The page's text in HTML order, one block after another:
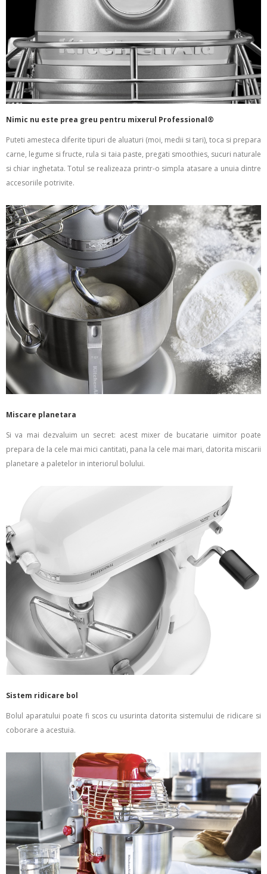
Nimic nu este prea greu pentru mixerul Professional®
Puteti amesteca diferite tipuri de aluaturi (moi, medii si tari), toca si prepara
carne, legume si fructe, rula si taia paste, pregati smoothies, sucuri naturale
si chiar inghetata. Totul se realizeaza printr-o simpla atasare a unuia dintre
accesoriile potrivite.
Miscare planetara
Si va mai dezvaluim un secret: acest mixer de bucatarie uimitor poate
prepara de la cele mai mici cantitati, pana la cele mai mari, datorita miscarii
planetare a paletelor in interiorul bolului.
Sistem ridicare bol
Bolul aparatului poate fi scos cu usurinta datorita sistemului de ridicare si
coborare a acestuia.